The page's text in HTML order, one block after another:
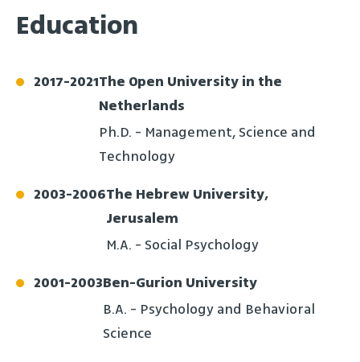
Education
2017-2021The Open University in the
Netherlands
Ph.D. - Management, Science and
Technology
2003-2006The Hebrew University,
Jerusalem
M.A. - Social Psychology
2001-2003Ben-Gurion University
B.A. - Psychology and Behavioral
Science